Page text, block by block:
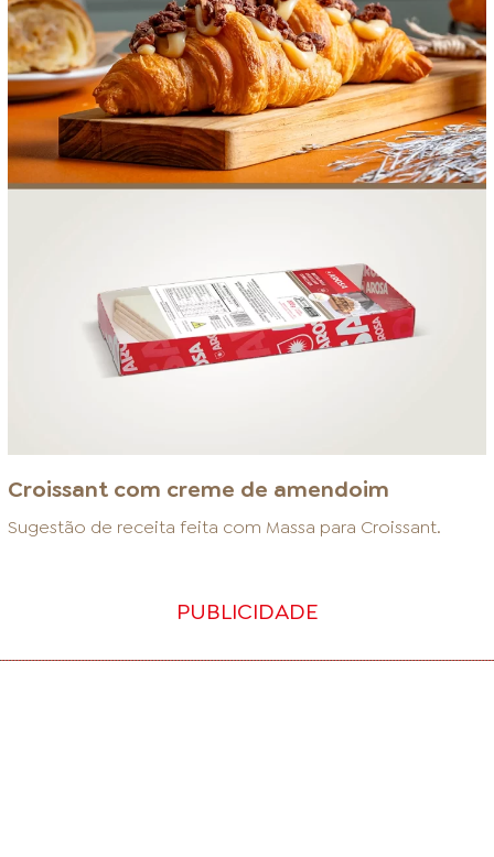
Croissant com creme de amendoim
Sugestão de receita feita com Massa para Croissant.
PUBLICIDADE